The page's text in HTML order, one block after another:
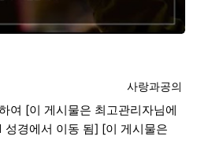
등록자
사랑과공의
여 [이 게시물은 최고관리자님에
경에서 이동 됨] [이 게시물은